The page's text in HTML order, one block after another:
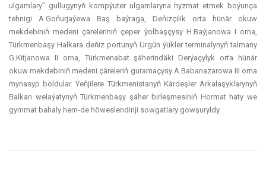
ulgamlary” gullugynyň kompýuter ulgamlaryna hyzmat etmek boýunça
tehnigi A.Goňurjaýewa Baş baýraga, Deňizçilik orta hünär okuw
mekdebiniň medeni çäreleriniň çeper ýolbaşçysy H.Baýjanowa I orna,
Türkmenbaşy Halkara deňiz portunyň Ürgün ýükler terminalynyň talmany
G.Kitjanowa II orna, Türkmenabat şäherindäki Derýaçylyk orta hünär
okuw mekdebiniň medeni çäreleriň guramaçysy A.Babanazarowa III orna
mynasyp boldular. Ýeňjilere Türkmenistanyň Kärdeşler Arkalaşyklarynyň
Balkan welaýatynyň Türkmenbaşy şäher birleşmesiniň Hormat haty we
gymmat bahaly hem-de höweslendiriji sowgatlary gowşuryldy.